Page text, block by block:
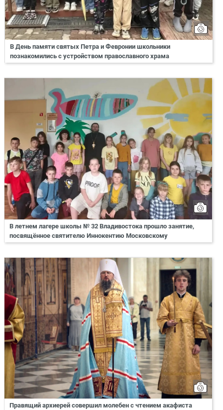
В День памяти святых Петра и Февронии школьники
познакомились с устройством православного храма
В летнем лагере школы № 32 Владивостока прошло занятие,
посвящённое святителю Иннокентию Московскому
Правящий архиерей совершил молебен с чтением акафиста